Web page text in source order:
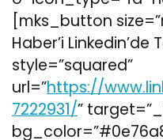
[mks_button
Haber’i Linkedin’de
style=”squared”
url=”https://
7222931/”